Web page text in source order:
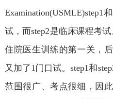
Examination(USMLE)step1 和
试，而step2是临床课程考
住院医生训练的第一关，
又加了1 门口试。step1和
范围很广、考点很细，因